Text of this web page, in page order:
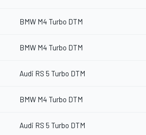
BMW M4 Turbo DTM
BMW M4 Turbo DTM
Audi RS 5 Turbo DTM
BMW M4 Turbo DTM
Audi RS 5 Turbo DTM